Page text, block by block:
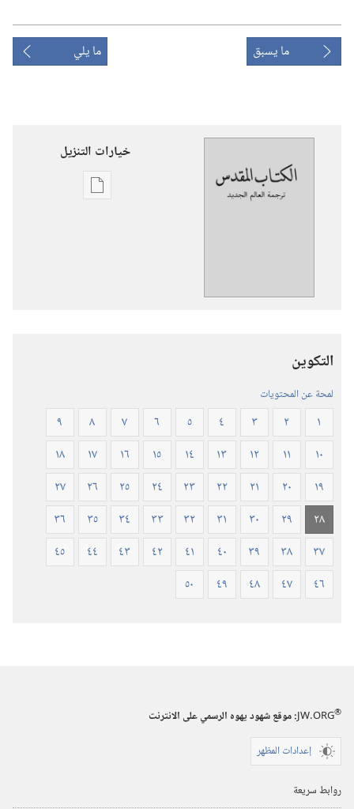
ما يسبق ما يلي
خيارات التنزيل
خيارات
٢٠١٩)‏
التكوين
لمحة عن المحتويات
١ ٢ ٣ ٤ ٥ ٦ ٧ ٨
٩
١٠
١١ ١٢ ١٣ ١٤ ١٥ ١٦ ١٧
١٨
١٩
٢٠ ٢١ ٢٢ ٢٣ ٢٤ ٢٥ ٢٦
٢٧
٢٨
٢٩ ٣٠ ٣١ ٣٢ ٣٣ ٣٤ ٣٥
٣٦
٣٧
٣٨ ٣٩ ٤٠ ٤١ ٤٢ ٤٣ ٤٤
٤٥
٤٦
٤٧ ٤٨ ٤٩ ٥٠
JW.ORG®
:‏ موقع شهود يهوه الرسمي على الانترنت
إعدادات المظهر
روابط سريعة